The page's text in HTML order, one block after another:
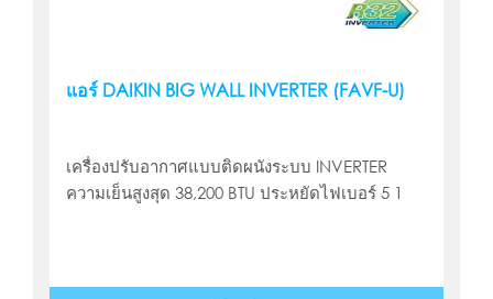
แอร์ DAIKIN BIG WALL INVERTER (FAVF-U)
เครื่องปรับอากาศแบบติดผนังระบบ INVERTER
ความเย็นสูงสุด 38,200 BTU ประหยัดไฟเบอร์ 5 1